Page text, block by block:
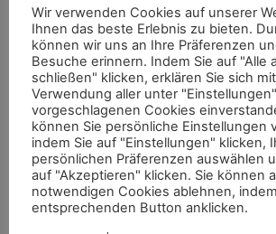
kids.corner
Hallo Kinder! Na, genießt Ihr auch die
Ich mag am Sommer nicht nur, dass ich auf
sondern auch, dass meine Menschen dann
Weiterlesen »
Wir verwenden Cookies auf unserer
Ihnen das beste Erlebnis zu bieten.
können wir uns an Ihre Präferenzen
Besuche erinnern. Indem Sie auf "Alle
schließen" klicken, erklären Sie sich
Verwendung aller unter "Einstellungen"
vorgeschlagenen Cookies
können Sie persönliche Einstellungen
indem Sie auf "Einstellungen" klicken,
persönlichen Präferenzen auswählen
auf "Akzeptieren" klicken. Sie können
notwendigen Cookies ablehnen,
entsprechenden Button anklicken.